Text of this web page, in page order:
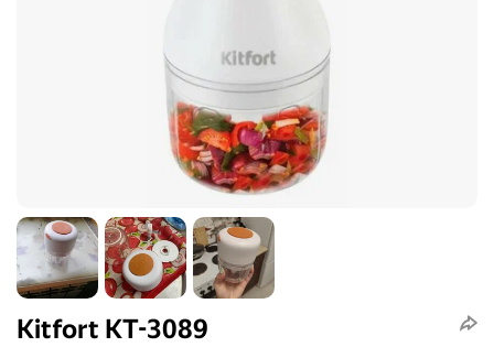
Kitfort КТ-3089